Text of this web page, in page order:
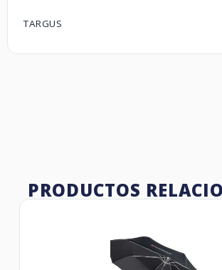
TARGUS
PRODUCTOS